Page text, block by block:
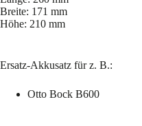
Breite: 171 mm
Höhe: 210 mm
Ersatz-Akkusatz für z. B.:
Otto Bock B600